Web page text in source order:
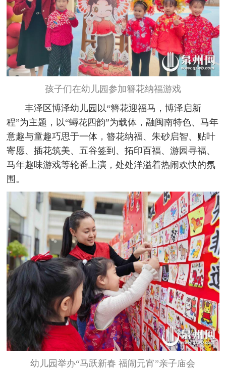
孩子们在幼儿园参加簪花纳福游戏
丰泽区博泽幼儿园以“簪花迎福马，博泽启新
程”为主题，以“蟳花四韵”为载体，融闽南特色、马年
意趣与童趣巧思于一体，簪花纳福、朱砂启智、贴叶
寄愿、插花筑美、五谷签到、拓印百福、游园寻福、
马年趣味游戏等轮番上演，处处洋溢着热闹欢快的氛
围。
幼儿园举办“马跃新春 福闹元宵”亲子庙会